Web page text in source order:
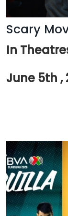
Scary
In
June 5th ,